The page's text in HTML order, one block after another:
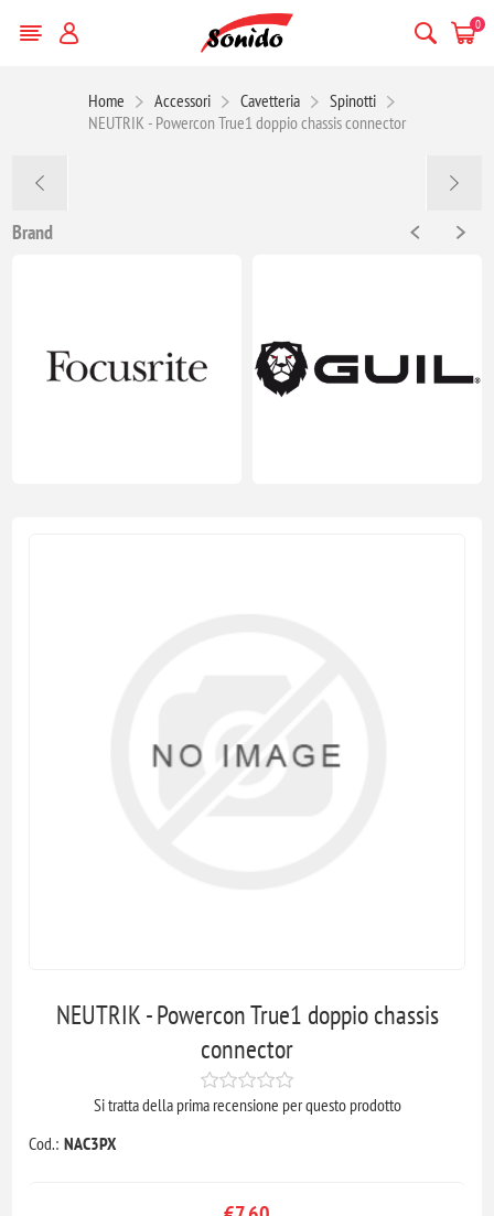
0
Home Accessori Cavetteria
Spinotti
NEUTRIK - Powercon True1 doppio chassis connector
Brand
NEUTRIK - Powercon True1 doppio chassis
connector
Si tratta della prima recensione per questo prodotto
Cod.: NAC3PX